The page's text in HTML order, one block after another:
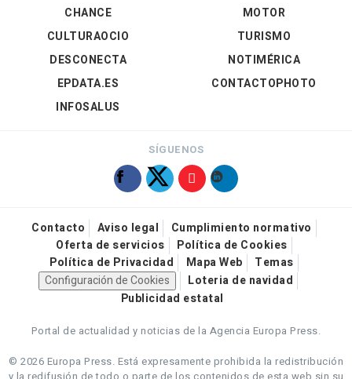
CHANCE
CULTURAOCIO
DESCONECTA
EPDATA.ES
INFOSALUS
MOTOR
TURISMO
NOTIMÉRICA
CONTACTOPHOTO
SÍGUENOS
Contacto Aviso legal
Cumplimiento normativo
Oferta de servicios
Política de Cookies
Política de Privacidad
Mapa Web
Temas
Configuración de Cookies
Loteria de navidad
Publicidad estatal
Portal de actualidad y noticias de la Agencia Europa Press.
© 2026 Europa Press. Está expresamente prohibida la redistribución
y la redifusión de todo o parte de los contenidos de esta web sin su